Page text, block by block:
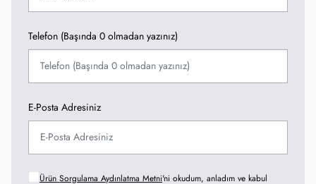
Telefon (Başında 0 olmadan yazınız)
E-Posta Adresiniz
Ürün Sorgulama Aydınlatma Metni'ni okudum, anladım ve kabul